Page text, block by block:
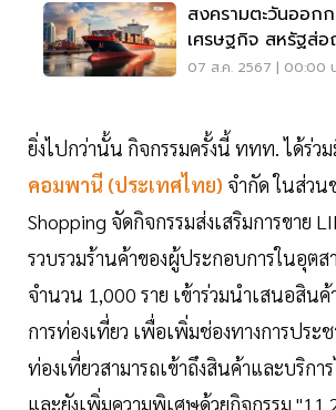
สงครามตะวันออก
เศรษฐกิจ สหรัฐส่
ทบไทย
07 ส.ค. 2567 | 00:00
ยิ่งไปกว่านั้น กิจกรรมครั้งนี้ ททท. ได้ร่ว
คอมพานี (ประเทศไทย) จำกัด ในส่วน
Shopping จัดกิจกรรมส่งเสริมการขาย
รวบรวมร้านค้าของผู้ประกอบการในอุตส
จำนวน 1,000 ราย เข้าร่วมนำเสนอสิน
การท่องเที่ยว เพื่อเพิ่มช่องทางการปร
ท่องเที่ยวสามารถเข้าถึงสินค้าและบริกา
และยังเพิ่มความพิเศษด้วยกิจกรรม "11